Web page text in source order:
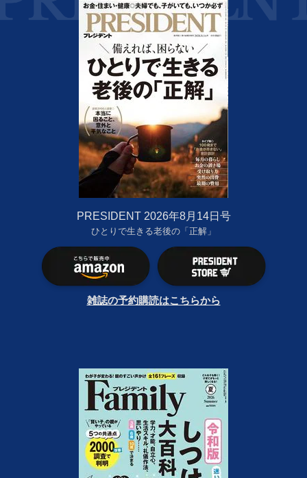
PRESIDENT 2026年8月14日号
ひとりで生きる老後の「正解」
雑誌の予約購読はこちらから